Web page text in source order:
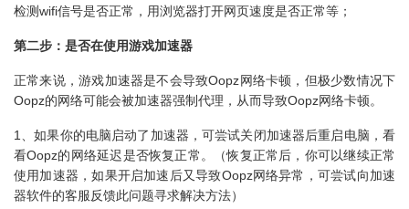
检测wifi信号是否正常，用浏览器打开网页速度是否正常等；
第二步：是否在使用游戏加速器
正常来说，游戏加速器是不会导致Oopz网络卡顿，但极少数情况下
Oopz的网络可能会被加速器强制代理，从而导致Oopz网络卡顿。
1、如果你的电脑启动了加速器，可尝试关闭加速器后重启电脑，看
看Oopz的网络延迟是否恢复正常。（恢复正常后，你可以继续正常
使用加速器，如果开启加速后又导致Oopz网络异常，可尝试向加速
器软件的客服反馈此问题寻求解决方法）